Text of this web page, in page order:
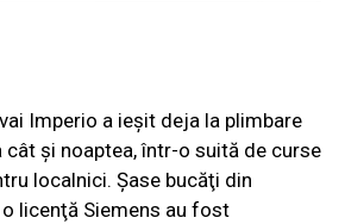
Imperio a ieşit deja la plimbare
cât şi noaptea, într-o suită de curse
localnici. Şase bucăţi din
licenţă Siemens au fost